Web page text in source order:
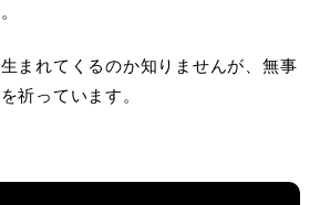
まれてくるのか知りませんが、無事
祈っています。